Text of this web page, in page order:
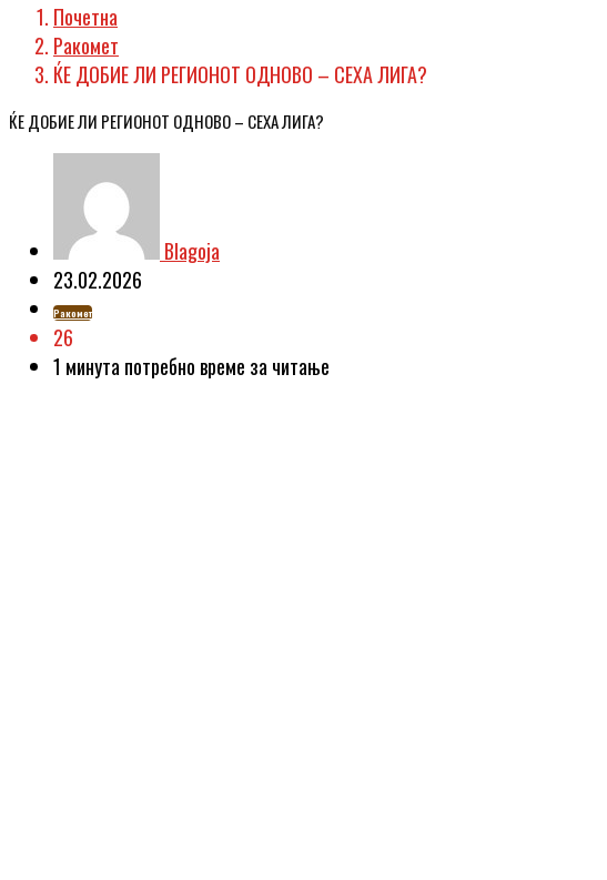
Почетна
Ракомет
ЌЕ ДОБИЕ ЛИ РЕГИОНОТ ОДНОВО – СЕХА ЛИГА?
ЌЕ ДОБИЕ ЛИ РЕГИОНОТ ОДНОВО – СЕХА ЛИГА?
Blagoja
23.02.2026
Ракомет
26
1 минутa потребно време за читање